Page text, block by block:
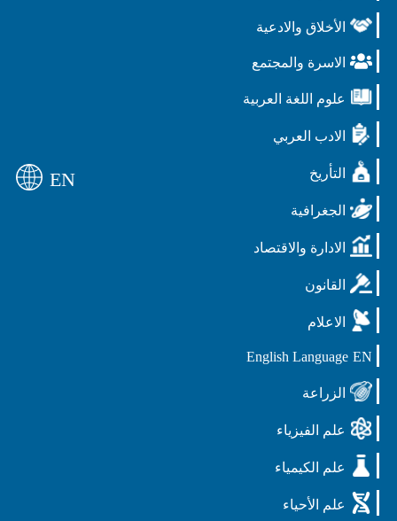
الأخلاق والادعية
الاسرة والمجتمع
علوم اللغة العربية
الادب العربي
التأريخ
الجغرافية
الادارة والاقتصاد
القانون
الاعلام
EN
English Language
الزراعة
علم الفيزياء
علم الكيمياء
علم الأحياء
EN